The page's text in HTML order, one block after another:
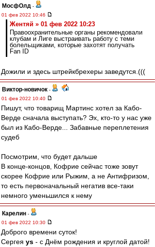
МосфОлд -
01 фев 2022 10:46
Жентяй » 01 фев 2022 10:23
Правоохранительные органы рекомендовали
клубам и Лиге выстраивать работу с теми
болельщиками, которые захотят получать
Fan ID
Дожили и здесь штрейкбрехеры заведутся.(((
Виктор-новичок -
01 фев 2022 10:40
Пишут, что товарищ Мартинс хотел за Кабо-
Верде сначала выступать? Эх, кто-то у нас уже
был из Кабо-Верде... Забавные переплетения
судеб
Посмотрим, что будет дальше
В конце-концов, Кофрие сейчас тоже зовут
скорее Кофрие или Рыжим, а не Антифризом,
то есть первоначальный негатив все-таки
немного уменьшился к нему
Карелин -
01 фев 2022 10:30
Доброго времени суток!
Сергея ys - с Днём рождения и круглой датой!